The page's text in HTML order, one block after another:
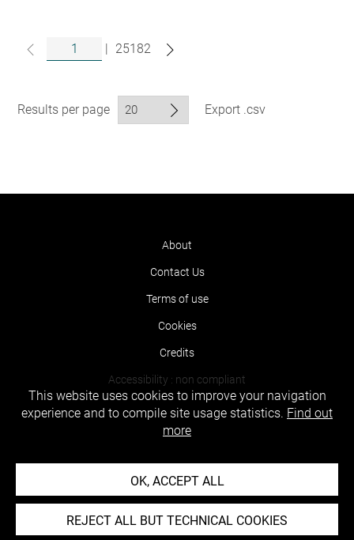
| 25182
Results per page Export .csv
About
Contact Us
Terms of use
Cookies
Credits
Accessibility : non compliant
This website uses cookies to improve your navigation
experience and to compile site usage statistics. Find out
more
OK, ACCEPT ALL
REJECT ALL BUT TECHNICAL COOKIES